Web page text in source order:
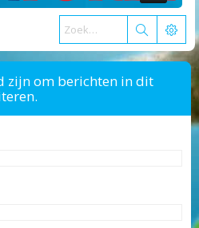
zijn om berichten in dit